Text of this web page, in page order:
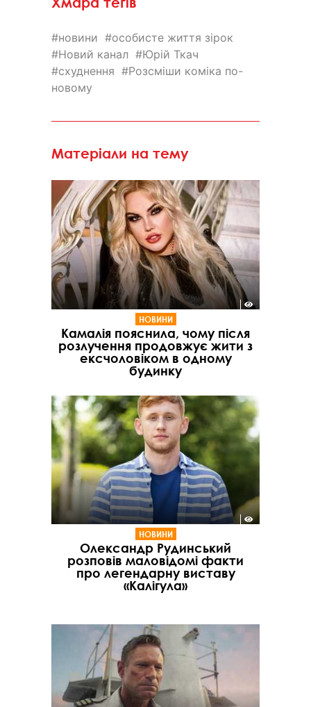
новини
особисте життя зірок
Новий канал
Юрій Ткач
схуднення
Розсміши коміка по-
новому
Матеріали на тему
НОВИНИ
Камалія пояснила, чому після
розлучення продовжує жити з
ексчоловіком в одному
будинку
НОВИНИ
Олександр Рудинський
розповів маловідомі факти
про легендарну виставу
«Калігула»